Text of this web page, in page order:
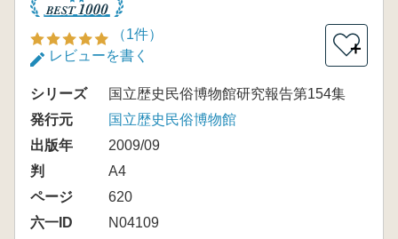
（1件）
レビューを書く
＋
シリーズ
国立歴史民俗博物館研究報告第154集
発行元
国立歴史民俗博物館
出版年
2009/09
判
A4
ページ
620
六一ID
N04109